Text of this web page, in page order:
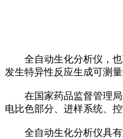
全自动生化分析仪，也
发生特异性反应生成可测
在国家药品监督管理局
电比色部分、进样系统、
全自动生化分析仪具有